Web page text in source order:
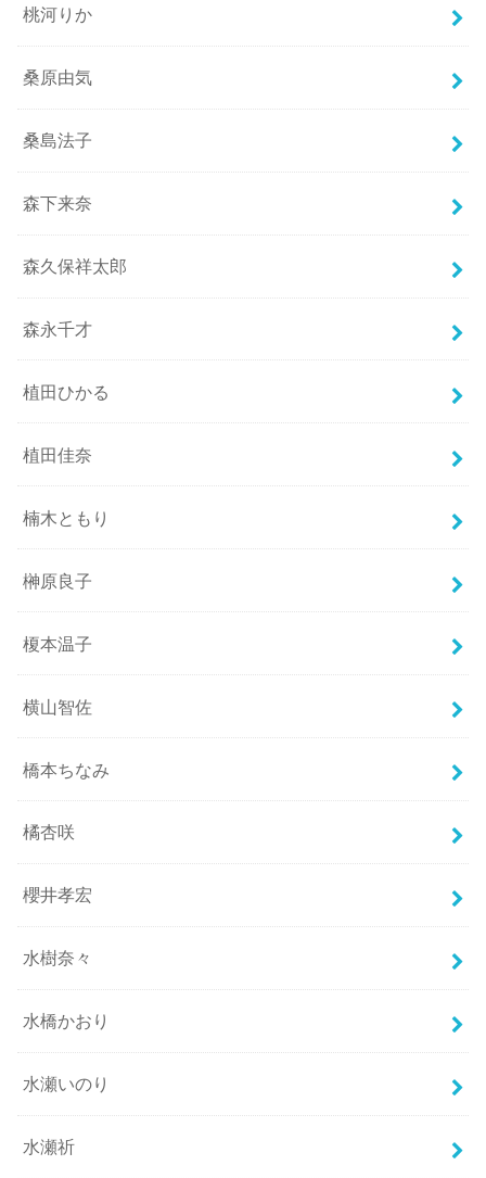
桃河りか
桑原由気
桑島法子
森下来奈
森久保祥太郎
森永千才
植田ひかる
植田佳奈
楠木ともり
榊原良子
榎本温子
横山智佐
橋本ちなみ
橘杏咲
櫻井孝宏
水樹奈々
水橋かおり
水瀬いのり
水瀬祈